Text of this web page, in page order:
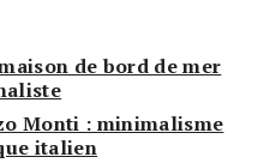
de bord de mer
Monti : minimalisme
italien